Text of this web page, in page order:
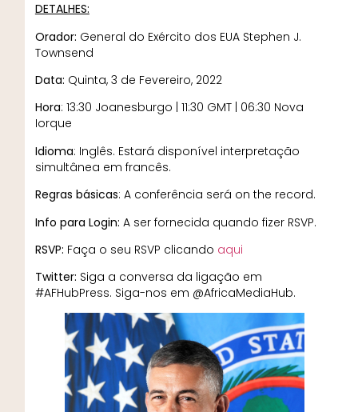
DETALHES:
Orador: General do Exército dos EUA Stephen J.
Townsend
Data: Quinta, 3 de Fevereiro, 2022
Hora: 13:30 Joanesburgo | 11:30 GMT | 06:30 Nova
Iorque
Idioma: Inglês. Estará disponível interpretação
simultânea em francês.
Regras básicas: A conferência será on the record.
Info para Login: A ser fornecida quando fizer RSVP.
RSVP: Faça o seu RSVP clicando aqui
Twitter: Siga a conversa da ligação em
#AFHubPress. Siga-nos em @AfricaMediaHub.